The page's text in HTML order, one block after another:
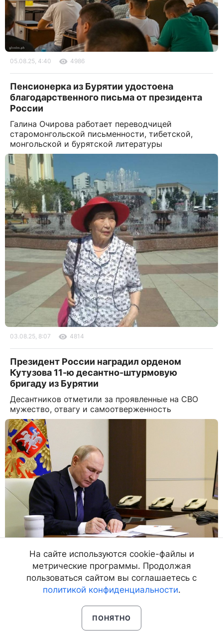
05.08.25, 4:40 4986
Пенсионерка из Бурятии удостоена
благодарственного письма от президента
России
Галина Очирова работает переводчицей
старомонгольской письменности, тибетской,
монгольской и бурятской литературы
03.08.25, 8:07 4814
Президент России наградил орденом
Кутузова 11-ю десантно-штурмовую
бригаду из Бурятии
Десантников отметили за проявленные на СВО
мужество, отвагу и самоотверженность
23.07.25, 8:44 8399
На сайте используются cookie-файлы и
метрические программы. Продолжая
пользоваться сайтом вы соглашаетесь с
политикой конфиденциальности.
ПОНЯТНО